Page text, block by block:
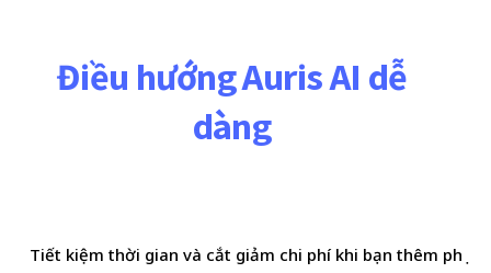
Điều hướng Auris AI dễ
dàng
Tiết kiệm thời gian và cắt giảm chi phí khi bạn thêm phụ